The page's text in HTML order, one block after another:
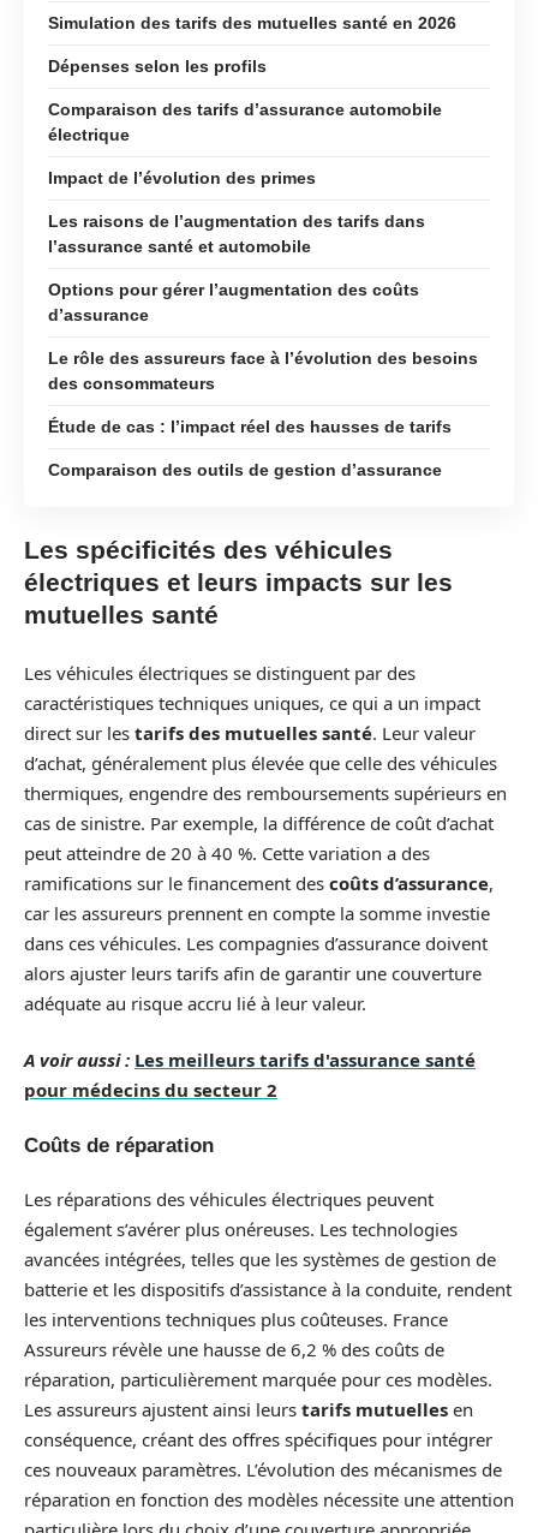
Simulation des tarifs des mutuelles santé en 2026
Dépenses selon les profils
Comparaison des tarifs d’assurance automobile
électrique
Impact de l’évolution des primes
Les raisons de l’augmentation des tarifs dans
l’assurance santé et automobile
Options pour gérer l’augmentation des coûts
d’assurance
Le rôle des assureurs face à l’évolution des besoins
des consommateurs
Étude de cas : l’impact réel des hausses de tarifs
Comparaison des outils de gestion d’assurance
Les spécificités des véhicules
électriques et leurs impacts sur les
mutuelles santé
Les véhicules électriques se distinguent par des
caractéristiques techniques uniques, ce qui a un impact
direct sur les tarifs des mutuelles santé. Leur valeur
d’achat, généralement plus élevée que celle des véhicules
thermiques, engendre des remboursements supérieurs en
cas de sinistre. Par exemple, la différence de coût d’achat
peut atteindre de 20 à 40 %. Cette variation a des
ramifications sur le financement des coûts d’assurance,
car les assureurs prennent en compte la somme investie
dans ces véhicules. Les compagnies d’assurance doivent
alors ajuster leurs tarifs afin de garantir une couverture
adéquate au risque accru lié à leur valeur.
A voir aussi : Les meilleurs tarifs d'assurance santé
pour médecins du secteur 2
Coûts de réparation
Les réparations des véhicules électriques peuvent
également s’avérer plus onéreuses. Les technologies
avancées intégrées, telles que les systèmes de gestion de
batterie et les dispositifs d’assistance à la conduite, rendent
les interventions techniques plus coûteuses. France
Assureurs révèle une hausse de 6,2 % des coûts de
réparation, particulièrement marquée pour ces modèles.
Les assureurs ajustent ainsi leurs tarifs mutuelles en
conséquence, créant des offres spécifiques pour intégrer
ces nouveaux paramètres. L’évolution des mécanismes de
réparation en fonction des modèles nécessite une attention